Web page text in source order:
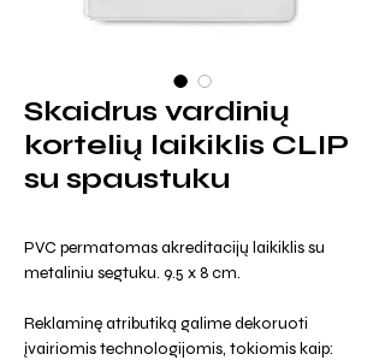
Skaidrus vardinių
kortelių laikiklis CLIP
su spaustuku
PVC permatomas akreditacijų laikiklis su
metaliniu segtuku. 9.5 x 8 cm.
Reklaminę atributiką galime dekoruoti
įvairiomis technologijomis, tokiomis kaip: